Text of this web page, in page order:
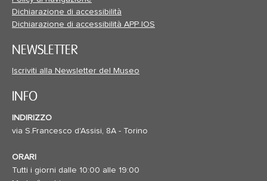
Dichiarazione di accessibilità
Dichiarazione di accessibilità APP IOS
NEWSLETTER
Iscriviti alla Newsletter del Museo
INFO
INDIRIZZO
via S.Francesco d'Assisi, 8A - Torino
ORARI
Tutti i giorni dalle 10:00 alle 19:00